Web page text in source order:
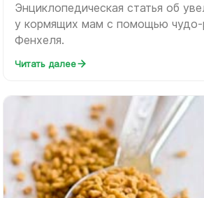
Энциклопедическая статья об
у кормящих мам с помощью чудо-
Фенхеля.
Читать далее